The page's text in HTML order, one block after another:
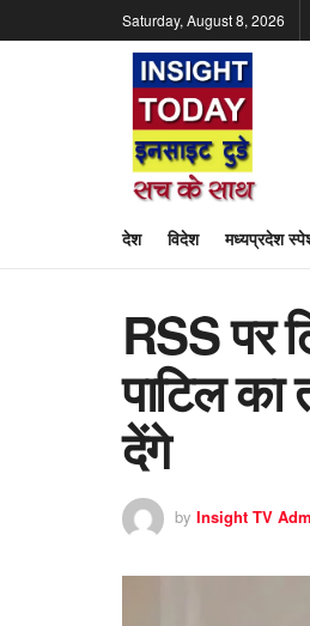
Saturday, August 8, 2026
देश विदेश मध्यप्रदेश
RSS पर
पाटिल का
देंगे
by Insight TV